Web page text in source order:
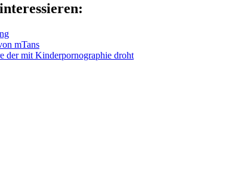
mTans
der mit Kinderpornographie droht